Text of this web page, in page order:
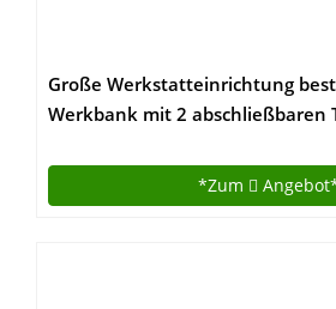
Große Werkstatteinrichtung
Werkbank mit 2 abschließbaren
und 2 x Lochwand Metall mit
Hakensortiment. Topp Preis /
*Zum